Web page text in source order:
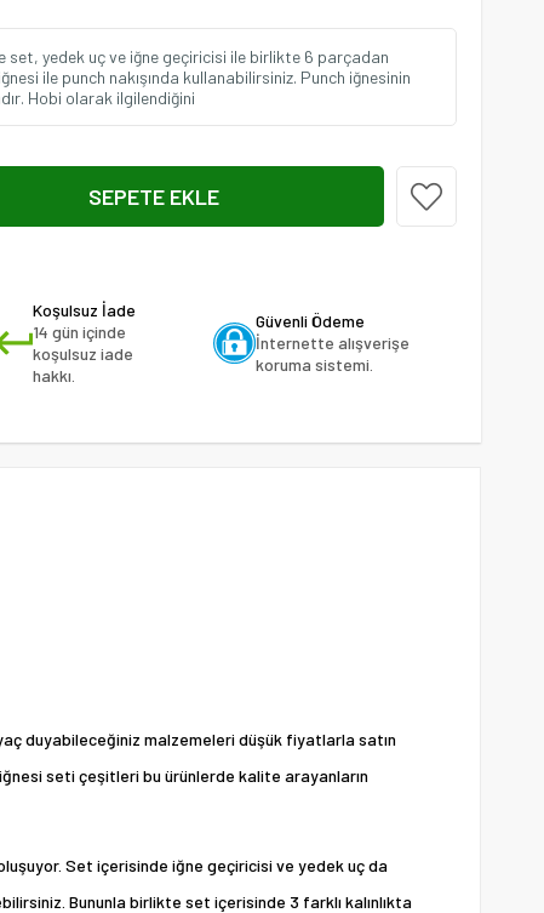
set, yedek uç ve iğne geçiricisi ile birlikte 6 parçadan
ile punch nakışında kullanabilirsiniz. Punch iğnesinin
Hobi olarak ilgilendiğini
Koşulsuz İade
14 gün içinde
koşulsuz iade
hakkı.
Güvenli Ödeme
İnternette alışverişe
koruma sistemi.
duyabileceğiniz malzemeleri düşük fiyatlarla satın
seti çeşitleri bu ürünlerde kalite arayanların
Set içerisinde iğne geçiricisi ve yedek uç da
Bununla birlikte set içerisinde 3 farklı kalınlıkta